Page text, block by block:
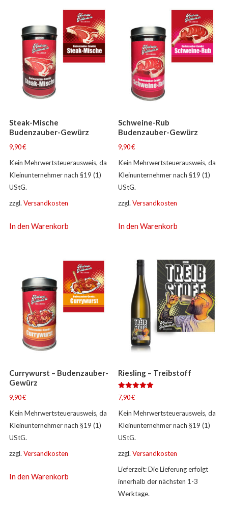
Steak-Mische
Budenzauber-Gewürz
9,90€
Kein Mehrwertsteuerausweis, da
Kleinunternehmer nach §19 (1)
UStG.
zzgl. Versandkosten
In den Warenkorb
Schweine-Rub
Budenzauber-Gewürz
9,90€
Kein Mehrwertsteuerausweis, da
Kleinunternehmer nach §19 (1)
UStG.
zzgl.Versandkosten
In den Warenkorb
Currywurst – Budenzauber-
Gewürz
9,90€
Kein Mehrwertsteuerausweis, da
Kleinunternehmer nach §19 (1)
UStG.
zzgl. Versandkosten
In den Warenkorb
Riesling – Treibstoff
Bewertet
mit
von 5
7,90€
Kein Mehrwertsteuerausweis, da
Kleinunternehmer nach §19 (1)
UStG.
zzgl.Versandkosten
Lieferzeit:Die Lieferung erfolgt
innerhalb der nächsten 1-3
Werktage.